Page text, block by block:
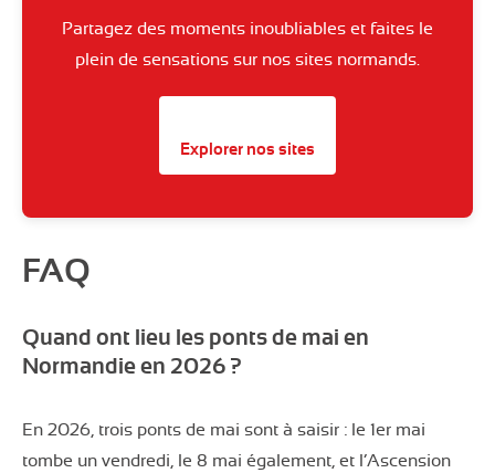
Partagez des moments inoubliables et faites le
plein de sensations sur nos sites normands.
Explorer nos sites
FAQ
Quand ont lieu les ponts de mai en
Normandie en 2026 ?
En 2026, trois ponts de mai sont à saisir : le 1er mai
tombe un vendredi, le 8 mai également, et l’Ascension